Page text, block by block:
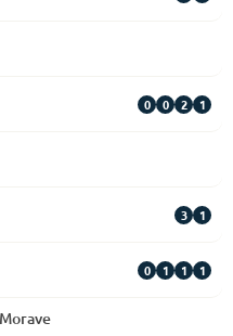
0 0 2 1
3 1
0 1 1 1